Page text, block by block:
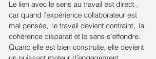
Le lien avec le sens au travail est direct ,
car quand l’expérience collaborateur est
mal pensée,  le travail devient contraint,  la
cohérence disparaît et le sens s’effondre.
Quand elle est bien construite, elle devient